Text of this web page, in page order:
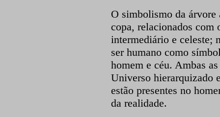
O simbolismo da
copa, relacionados com
intermediário e celeste;
ser humano como
homem e céu. Ambas
Universo hierarquizado
estão presentes no
da realidade.